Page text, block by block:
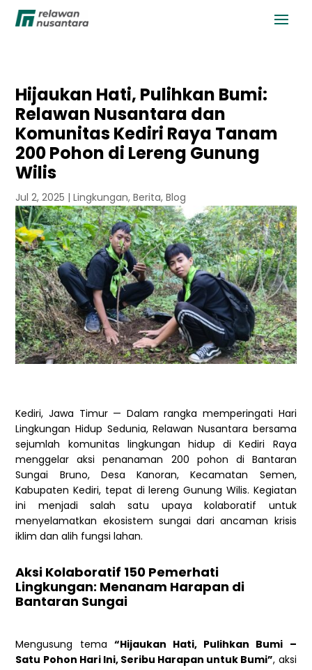
Hijaukan Hati, Pulihkan Bumi:
Relawan Nusantara dan
Komunitas Kediri Raya Tanam
200 Pohon di Lereng Gunung
Wilis
Jul 2, 2025 |Lingkungan,Berita,Blog
Kediri, Jawa Timur— Dalam rangka memperingati Hari
Lingkungan Hidup Sedunia, Relawan Nusantara bersama
sejumlah komunitas lingkungan hidup di Kediri Raya
menggelar aksi penanaman 200 pohon di Bantaran
Sungai Bruno, Desa Kanoran, Kecamatan Semen,
Kabupaten Kediri, tepat di lereng Gunung Wilis. Kegiatan
ini menjadi salah satu upaya kolaboratif untuk
menyelamatkan ekosistem sungai dari ancaman krisis
iklim dan alih fungsi lahan.
Aksi Kolaboratif 150 Pemerhati
Lingkungan: Menanam Harapan di
Bantaran Sungai
Mengusung tema “Hijaukan Hati, Pulihkan Bumi –
Satu Pohon Hari Ini, Seribu Harapan untuk Bumi”, aksi